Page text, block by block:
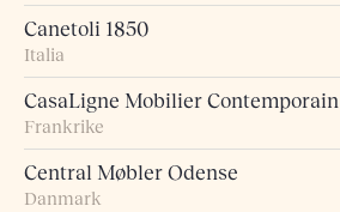
Canetoli 1850
Italia
CasaLigne Mobilier Contemporain
Frankrike
Central Møbler Odense
Danmark